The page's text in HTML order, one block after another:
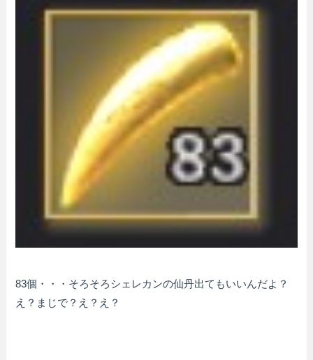
83個・・・そろそろシェレカンの仙丹出てもいいんだよ？
え？まじで？え？え？